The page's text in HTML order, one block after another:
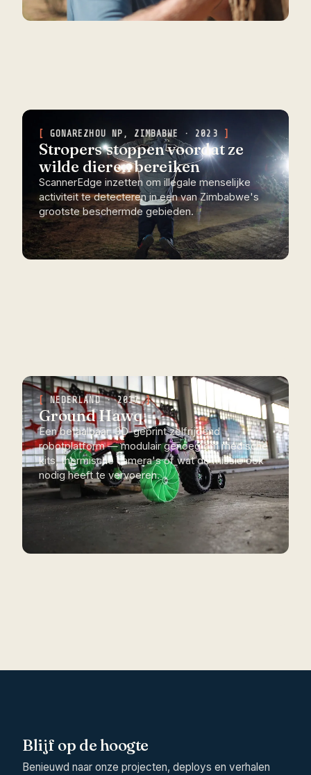
GONAREZHOU NP, ZIMBABWE · 2023
Stropers stoppen voordat ze
wilde dieren bereiken
ScannerEdge inzetten om illegale menselijke
activiteit te detecteren in een van Zimbabwe's
grootste beschermde gebieden.
NEDERLAND · 2017
Ground Hawq
Een betaalbaar, 3D-geprint zelfrijdend
robotplatform — modulair genoeg om medische
kits, thermische camera's of wat de missie ook
nodig heeft te vervoeren.
Blijf op de hoogte
Benieuwd naar onze projecten, deploys en verhalen